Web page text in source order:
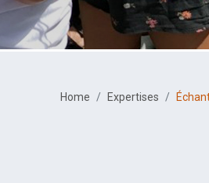
Home Expertises